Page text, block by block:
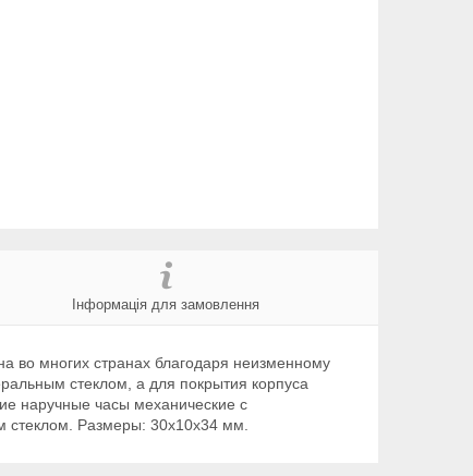
Інформація для замовлення
во многих странах благодаря неизменному
стеклом, а для покрытия корпуса
наручные часы механические с
стеклом. Размеры: 30x10x34 мм.